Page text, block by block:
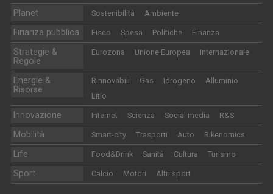
Planet Sostenibilità Ambiente
Finanza pubblica Fisco Spesa Politiche Finanza
Strategie &
Regole
Eurozona Unione Europea Internazionale
Energie &
Risorse
Rinnovabili Gas Idrogeno
Alluminio
Litio
Innovazione Internet Scienza Social media R&S
Mobilità Smart-city Trasporti Auto Bikenomics
Life Food&Drink Sanità Cultura Turismo
Sport Calcio Motori Altri sport